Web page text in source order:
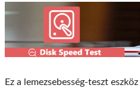
Ez a lemezsebesség-teszt